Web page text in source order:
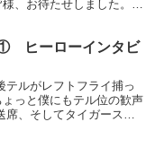
、お待たせしました。今
ヒーローインタビ
テルがレフトフライ捕っ
っと僕にもテル位の歓声
席、そしてタイガースフ